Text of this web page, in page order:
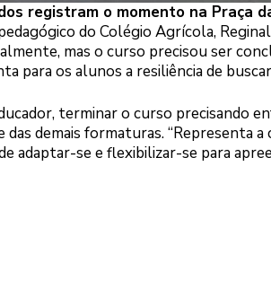
registram o momento na Praça
do Colégio Agrícola,
mas o curso precisou ser
para os alunos a resiliência de
terminar o curso precisando
demais formaturas. “Representa a
adaptar-se e flexibilizar-se para